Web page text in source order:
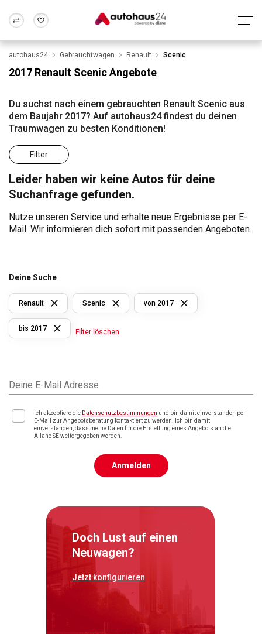
Wir bewerten dein Auto
Alle Fragen & Antworten
Rund um die Inzahlungnahme
Frankfurt Wuppertal
autohaus24 Gebrauchtwagen Renault Scenic
2017 Renault Scenic Angebote
Du suchst nach einem gebrauchten Renault Scenic aus
dem Baujahr 2017? Auf autohaus24 findest du deinen
Traumwagen zu besten Konditionen!
Filter
Leider haben wir keine Autos für deine
Suchanfrage gefunden.
Nutze unseren Service und erhalte neue Ergebnisse per E-
Mail. Wir informieren dich sofort mit passenden Angeboten.
Deine Suche
Renault Scenic von 2017
bis 2017 Filter löschen
Deine E-Mail Adresse
Ich akzeptiere die Datenschutzbestimmungen und bin damit einverstanden per
E-Mail zur Angebotsberatung kontaktiert zu werden. Ich bin damit
einverstanden, dass meine Daten für die Erstellung eines Angebots an die
Allane SE weitergegeben werden.
Anmelden
Doch Lust auf einen
Neuwagen?
Jetzt konfigurieren